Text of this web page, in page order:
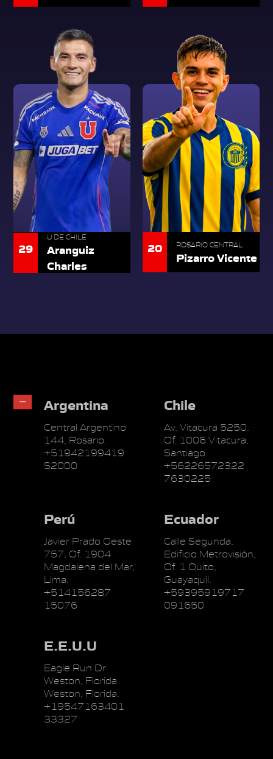
29
U DE CHILE
Aranguiz
Charles
20 ROSARIO CENTRAL
Pizarro Vicente
Argentina
Central Argentino
144, Rosario.
+51942199419
S2000
Chile
Av. Vitacura 5250.
Of. 1006 Vitacura,
Santiago.
+56226572322
7630225
Perú
Javier Prado Oeste
757, Of. 1904
Magdalena del Mar,
Lima.
+514156287
15076
Ecuador
Calle Segunda,
Edificio Metrovisión,
Of. 1 Quito,
Guayaquil.
+59395919717
091650
E.E.U.U
Eagle Run Dr
Weston, Florida
Weston, Florida.
+19547163401
33327